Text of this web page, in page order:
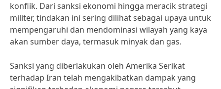
konflik. Dari sanksi ekonomi hingga meracik strategi
militer, tindakan ini sering dilihat sebagai upaya untuk
mempengaruhi dan mendominasi wilayah yang kaya
akan sumber daya, termasuk minyak dan gas.
Sanksi yang diberlakukan oleh Amerika Serikat
terhadap Iran telah mengakibatkan dampak yang